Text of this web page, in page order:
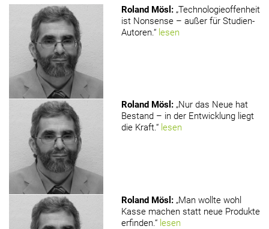
Roland Mösl : „Technologieoffenheit
ist Nonsense – außer für Studien-
Autoren.“ lesen
Roland Mösl : „Nur das Neue hat
Bestand – in der Entwicklung liegt
die Kraft.“ lesen
Roland Mösl : „Man wollte wohl
Kasse machen statt neue Produkte
erfinden.“ lesen